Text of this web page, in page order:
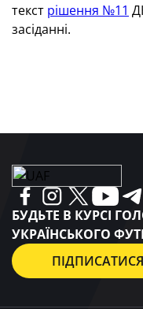
текст рішення №11
засіданні.
БУДЬТЕ В КУРСІ
УКРАЇНСЬКОГО
ПІДПИСАТИСЯ